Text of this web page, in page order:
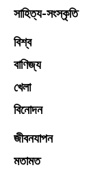
সাহিত্য-সংস্কৃতি
বিশ্ব
বাণিজ্য
খেলা
বিনোদন
জীবনযাপন
মতামত